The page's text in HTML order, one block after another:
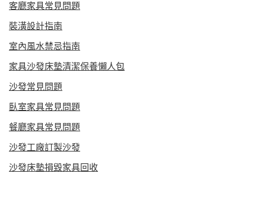
客廳家具常見問題
裝潢設計指南
室內風水禁忌指南
家具沙發床墊清潔保養懶人包
沙發常見問題
臥室家具常見問題
餐廳家具常見問題
沙發工廠訂製沙發
沙發床墊損毀家具回收